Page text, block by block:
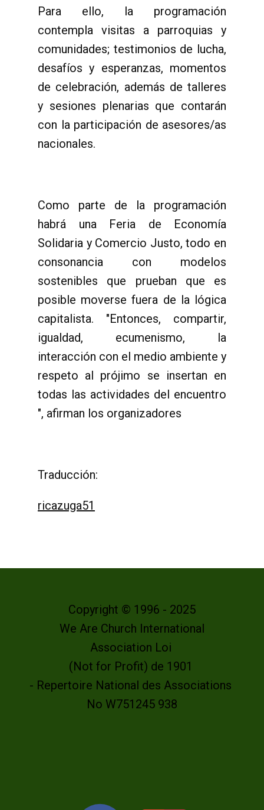
Para ello, la programación
contempla visitas a parroquias y
comunidades; testimonios de lucha,
desafíos y esperanzas, momentos
de celebración, además de talleres
y sesiones plenarias que contarán
con la participación de asesores/as
nacionales.
Como parte de la programación
habrá una Feria de Economía
Solidaria y Comercio Justo, todo en
consonancia con modelos
sostenibles que prueban que es
posible moverse fuera de la lógica
capitalista. "Entonces, compartir,
igualdad, ecumenismo, la
interacción con el medio ambiente y
respeto al prójimo se insertan en
todas las actividades del encuentro
", afirman los organizadores
Traducción:
ricazuga51
Copyright © 1996 - 2025
We Are Church International
Association Loi
(Not for Profit) de 1901
- Repertoire National des Associations
No W751245 938